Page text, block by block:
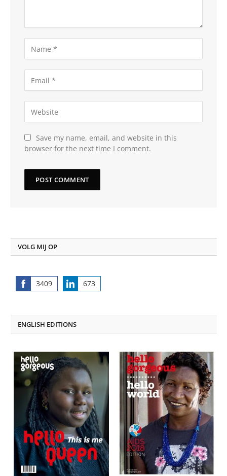
Save my name, email, and website in this
browser for the next time I comment.
VOLG MIJ OP
3409
Share
673
Share
ENGLISH EDITIONS